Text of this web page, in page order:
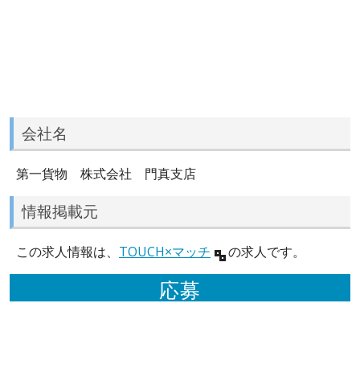
会社名
第一貨物 株式会社 門真支店
情報掲載元
この求人情報は、 TOUCH×マッチ の求人です。
応募